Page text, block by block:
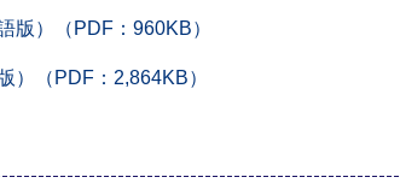
版）（PDF：960KB）
）（PDF：2,864KB）